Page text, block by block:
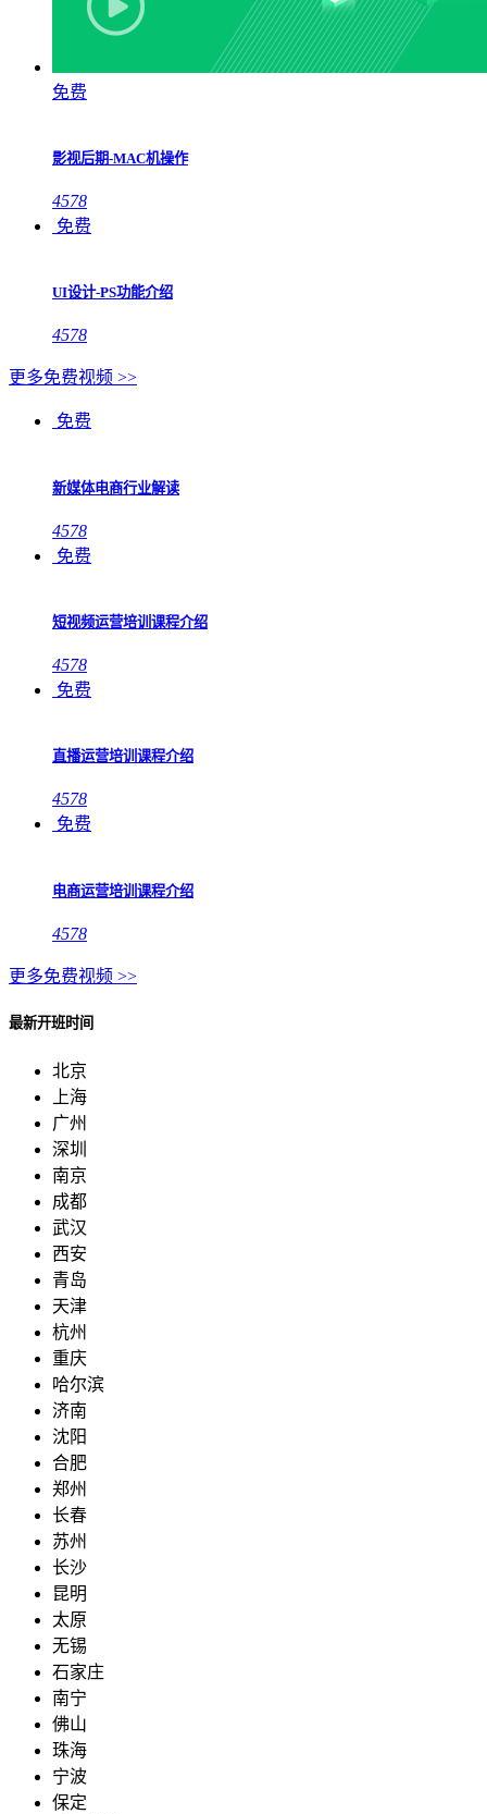
免费
影视后期-MAC机操作
4578
免费
UI设计-PS功能介绍
4578
更多免费视频 >>
免费
新媒体电商行业解读
4578
免费
短视频运营培训课程介绍
4578
免费
直播运营培训课程介绍
4578
免费
电商运营培训课程介绍
4578
更多免费视频 >>
最新开班时间
北京
上海
广州
深圳
南京
成都
武汉
西安
青岛
天津
杭州
重庆
哈尔滨
济南
沈阳
合肥
郑州
长春
苏州
长沙
昆明
太原
无锡
石家庄
南宁
佛山
珠海
宁波
保定